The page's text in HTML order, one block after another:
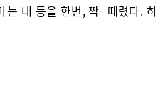
는 내 등을 한번, 짝- 때렸다. 하